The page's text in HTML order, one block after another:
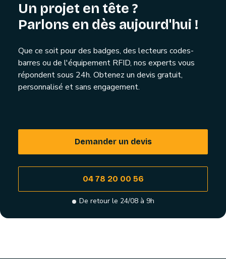
Un projet en tête ?
Parlons en dès aujourd'hui !
Que ce soit pour des badges, des lecteurs codes-
barres ou de l'équipement RFID, nos experts vous
répondent sous 24h. Obtenez un devis gratuit,
personnalisé et sans engagement.
Demander un devis
04 78 20 00 56
De retour le 24/08 à 9h